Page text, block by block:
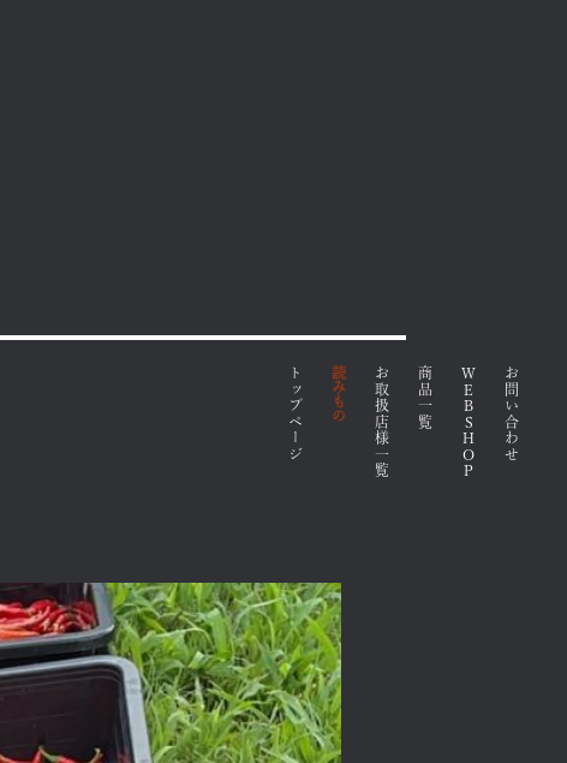
トップページ 読みもの お取扱店様一覧 商品一覧 WEBSHOP お問い合わせ